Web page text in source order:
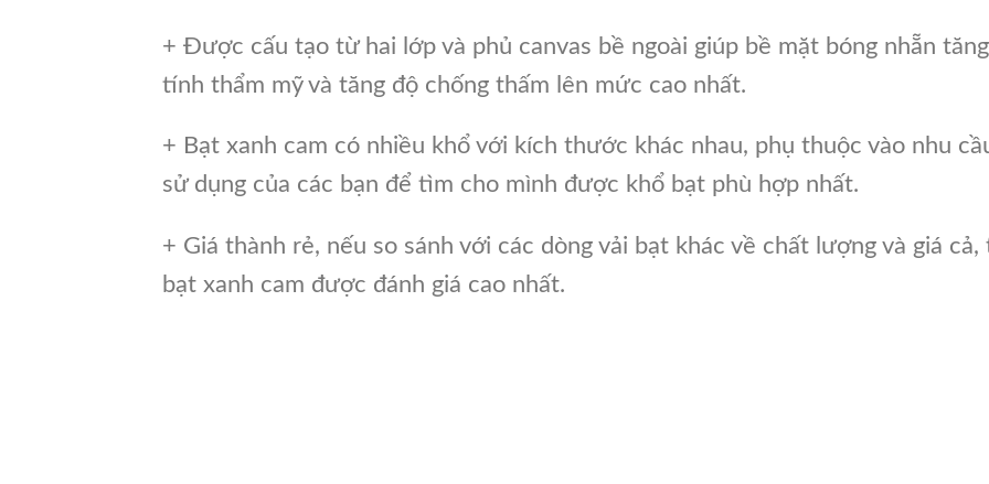
+ Được cấu tạo từ hai lớp và phủ canvas bề ngoài giúp bề mặt bóng nhẵn tăng
tính thẩm mỹ và tăng độ chống thấm lên mức cao nhất.
+ Bạt xanh cam có nhiều khổ với kích thước khác nhau, phụ thuộc vào nhu
sử dụng của các bạn để tìm cho mình được khổ bạt phù hợp nhất.
+ Giá thành rẻ, nếu so sánh với các dòng vải bạt khác về chất lượng và giá cả,
bạt xanh cam được đánh giá cao nhất.